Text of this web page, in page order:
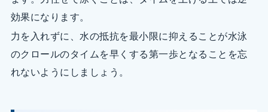
効果になります。
力を入れずに、水の抵抗を最小限に抑えることが水泳
のクロールのタイムを早くする第一歩となることを忘
れないようにしましょう。